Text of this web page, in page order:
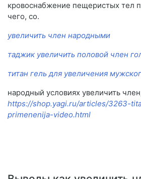
кровоснабжение пещеристых тел
чего, со.
увеличить член народными
таджик увеличить половой член
титан гель для увеличения
народный условиях увеличить
https://shop.yagi.ru/articles/3263-
primenenija-video.html